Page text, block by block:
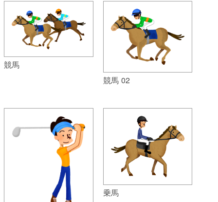
競馬
競馬 02
乗馬